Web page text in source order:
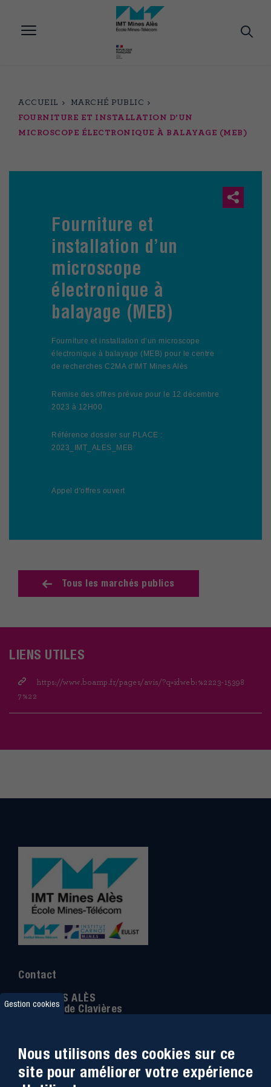
contenu
ACCUEIL
MARCHÉ PUBLIC
FOURNITURE ET INSTALLATION D’UN
MICROSCOPE ÉLECTRONIQUE À BALAYAGE (MEB)
Fourniture et
installation d’un
microscope
électronique à
balayage (MEB)
Fourniture et installation d’un microscope
électronique à balayage (MEB) pour le centre
de recherches C2MA d'IMT Mines Alès
Remise des offres prévue pour le 12 décembre
2023 à 12H00
Référence dossier sur PLACE :
2023_IMT_ALES_MEB
Appel d'offres ouvert
Tous les marchés publics
LIENS UTILES
https://www.boamp.fr/pages/avis/?q=idweb:%2223-15398
7%22
Contact
IMT MINES ALÈS
6 Avenue de Clavières
Téléphone
04 66 78 50 00
Coordonnée GPS:44.13312 - 4.08836
Gestion cookies
Nous utilisons des cookies sur ce
site pour améliorer votre expérience